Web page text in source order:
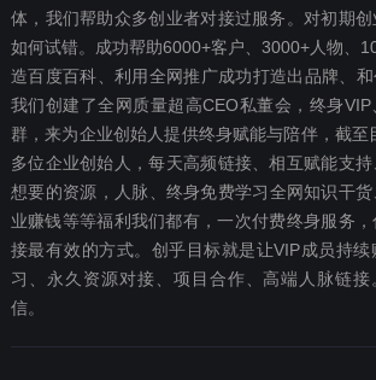
体，我们帮助众多创业者对接过服务。对初期创
如何试错。成功帮助6000+客户、3000+人物、
造百度百科、利用全网推广成功打造出品牌、和
我们创建了全网质量超高CEO私董会，终身VIP
群，来为企业创始人提供终身赋能与陪伴，截至
多位企业创始人，每天高频链接、相互赋能支
想要‬的资源，人脉、终身免费学习全网知识干货
业赚钱等等福利我们都‬有，一次付费终‬身服务
接最有效‬的方式。创乎目标就是让VIP成员持
习、永久资源对接、项目合作、高端人脉链接
信。